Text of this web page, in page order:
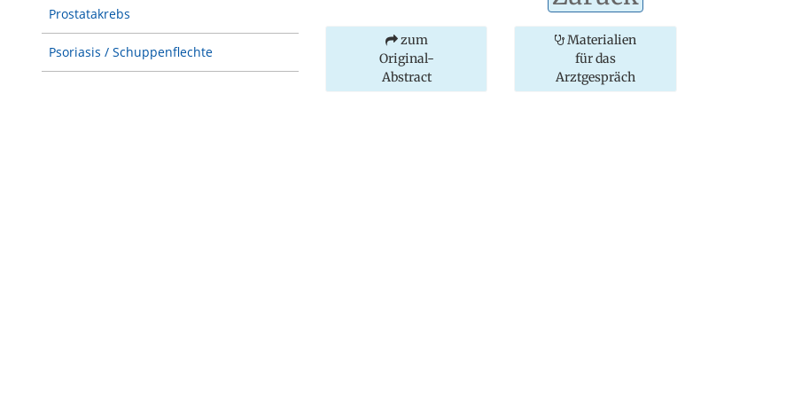
Prostatakrebs
Psoriasis / Schuppenflechte
zum
Original-
Abstract
Materialien
für das
Arztgespräch